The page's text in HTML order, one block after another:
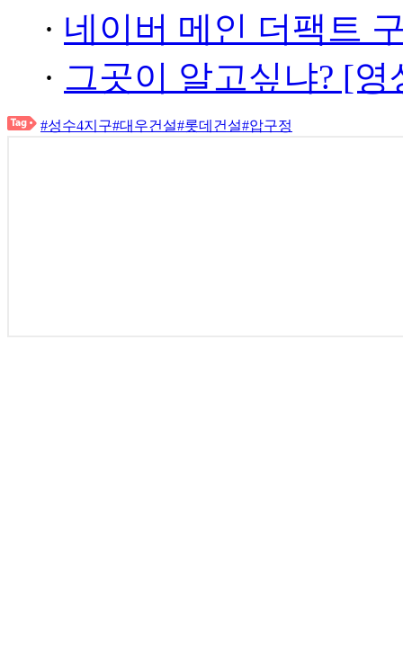
· 네이버 메인 더팩트
· 그곳이 알고싶냐? [
#성수4지구#대우건설#롯데건설#압구정